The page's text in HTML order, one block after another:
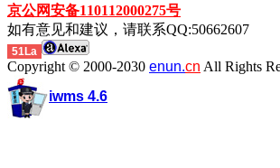
京公网安备110112000275号
如有意见和建议，请联系QQ:50662607
51La
Copyright © 2000-2030 enun.cn All Rights
iwms 4.6